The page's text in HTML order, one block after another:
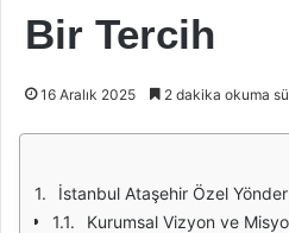
Bir Tercih
16 Aralık 2025 2 dakika okuma
İstanbul Ataşehir Özel Yönder
Kurumsal Vizyon ve